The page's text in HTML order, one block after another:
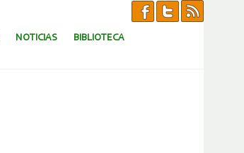
NOTICIAS BIBLIOTECA